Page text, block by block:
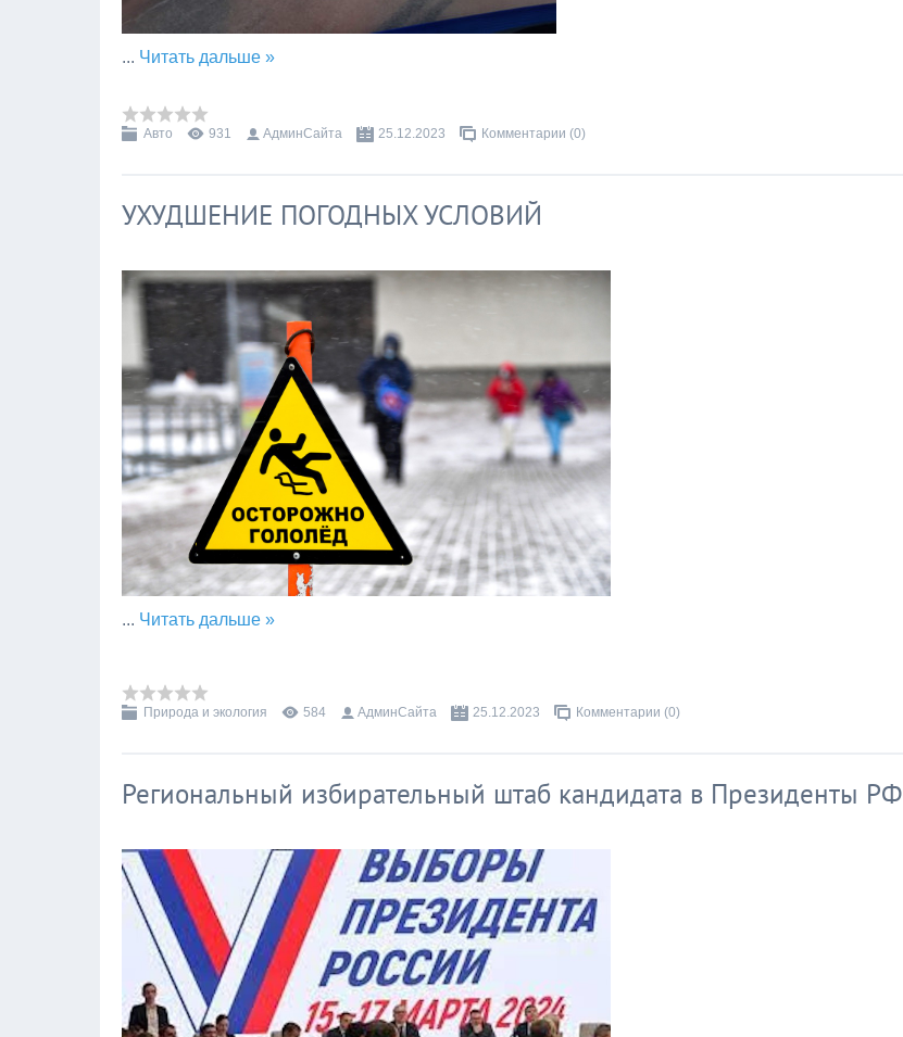
... Читать дальше »
Авто 931 АдминСайта 25.12.2023 Комментарии (0)
УХУДШЕНИЕ ПОГОДНЫХ УСЛОВИЙ
... Читать дальше »
Природа и экология 584 АдминСайта 25.12.2023 Комментарии (0)
Региональный избирательный штаб кандидата в Президенты РФ